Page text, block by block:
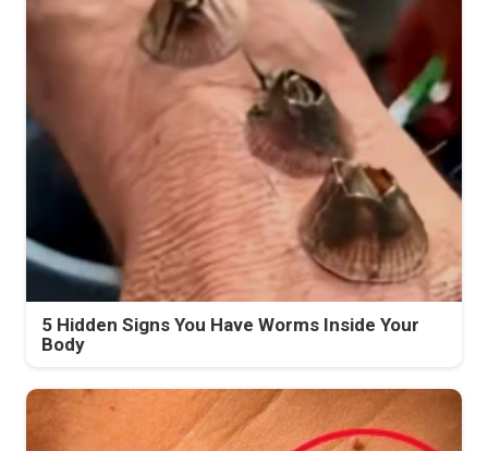
5 Hidden Signs You Have Worms Inside Your
Body